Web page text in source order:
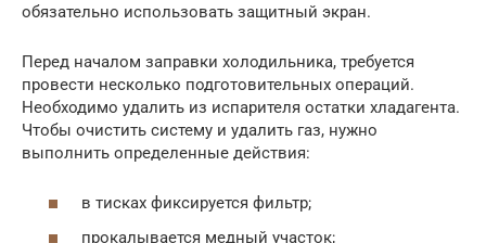
обязательно использовать защитный экран.
Перед началом заправки холодильника, требуется
провести несколько подготовительных операций.
Необходимо удалить из испарителя остатки хладагента.
Чтобы очистить систему и удалить газ, нужно
выполнить определенные действия:
в тисках фиксируется фильтр;
прокалывается медный участок;